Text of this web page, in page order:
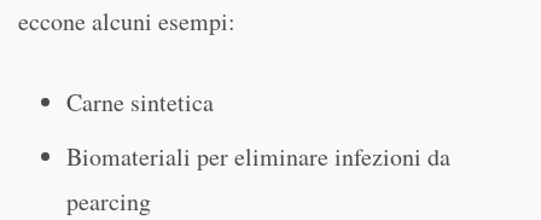
eccone alcuni esempi:
Carne sintetica
Biomateriali per eliminare infezioni da
pearcing